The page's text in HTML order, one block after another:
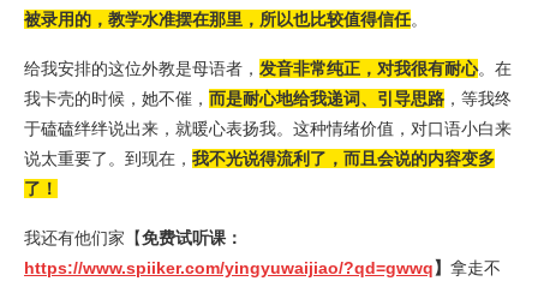
被录用的，教学水准摆在那里，所以也比较值得信任。
给我安排的这位外教是母语者， 发音非常纯正，对我很有耐心。在
我卡壳的时候，她不催， 而是耐心地给我递词、引导思路 ，等我终
于磕磕绊绊说出来，就暖心表扬我。这种情绪价值，对口语小白来
说太重要了。到现在， 我不光说得流利了，而且会说的内容变多
了！
我还有他们家【免费试听课：
https://www.spiiker.com/yingyuwaijiao/?qd=gwwq】 拿走不